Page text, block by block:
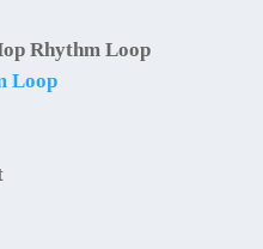
Loop